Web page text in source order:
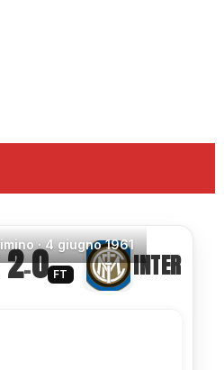
·4 giugno 1961
2–0 FT INTER